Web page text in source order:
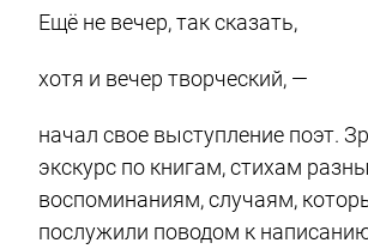
Ещё не вечер, так сказать,
хотя и вечер творческий, —
начал свое выступление поэт.
экскурс по книгам, стихам
воспоминаниям, случаям,
послужили поводом к